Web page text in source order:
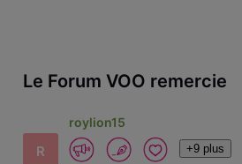
Le Forum VOO remercie
R
roylion15
+9 plus